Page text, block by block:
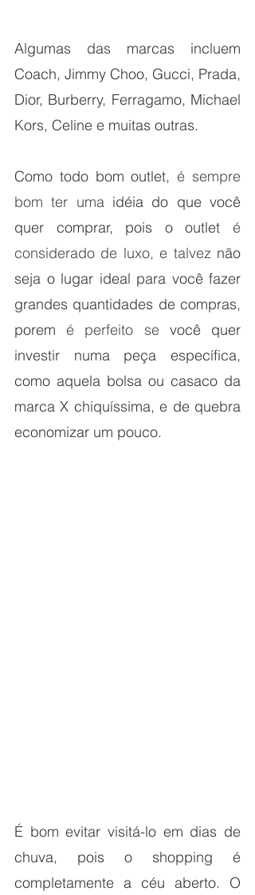
Algumas das marcas incluem
Coach, Jimmy Choo, Gucci, Prada,
Dior, Burberry, Ferragamo, Michael
Kors, Celine e muitas outras.
Como todo bom outlet, é sempre
bom ter uma idéia do que você
quer comprar, pois o outlet é
considerado de luxo, e talvez não
seja o lugar ideal para você fazer
grandes quantidades de compras,
porem é perfeito se você quer
investir numa peça específica,
como aquela bolsa ou casaco da
marca X chiquíssima, e de quebra
economizar um pouco.
É bom evitar visitá-lo em dias de
chuva, pois o shopping é
completamente a céu aberto. O